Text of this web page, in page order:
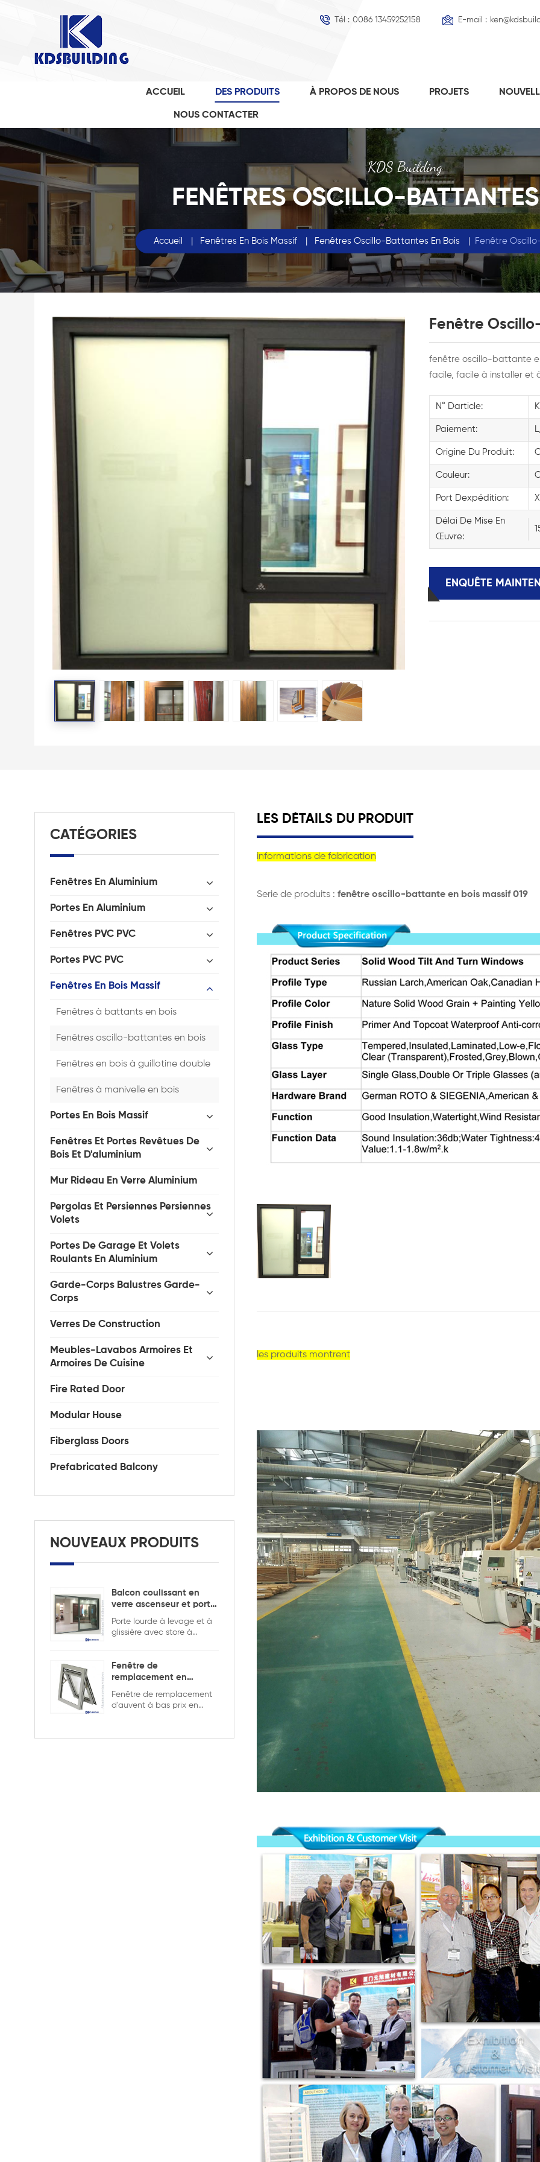
Tél : 0086 13459252158 E-mail :
ACCUEIL DES PRODUITS À PROPOS DE NOUS PROJETS
NOUS CONTACTER
KDS Building
FENÊTRES OSCILLO-
Accueil | Fenêtres En Bois Massif | Fenêtres Oscillo-Battantes En Bois | Fenêtre
Fenêtre
fenêtre oscillo-battante
facile, facile à installer et
N° Darticle:
Paiement:
Origine Du Produit:
Couleur:
Port Dexpédition:
Délai De Mise En
Œuvre:
ENQUÊTE
LES DÉTAILS DU PRODUIT
informations de fabrication
Serie de produits : fenêtre oscillo-battante en bois massif 019
les produits montrent
CATÉGORIES
Fenêtres En Aluminium
Portes En Aluminium
Fenêtres PVC PVC
Portes PVC PVC
Fenêtres En Bois Massif
Fenêtres à battants en bois
Fenêtres oscillo-battantes en bois
Fenêtres en bois à guillotine double
Fenêtres à manivelle en bois
Portes En Bois Massif
Fenêtres Et Portes Revêtues De
Bois Et D'aluminium
Mur Rideau En Verre Aluminium
Pergolas Et Persiennes Persiennes
Volets
Portes De Garage Et Volets
Roulants En Aluminium
Garde-Corps Balustres Garde-
Corps
Verres De Construction
Meubles-Lavabos Armoires Et
Armoires De Cuisine
Fire Rated Door
Modular House
Fiberglass Doors
Prefabricated Balcony
NOUVEAUX PRODUITS
Balcon coulissant en
verre ascenseur et porte
coulissante
Porte lourde à levage et à
glissière avec store à
Fenêtre de
remplacement en
aluminium double
vitrage
Fenêtre de remplacement
d'auvent à bas prix en
avec la grille dans la